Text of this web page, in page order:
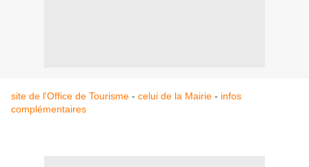
site de l'Office de Tourisme - celui de la Mairie - infos
complémentaires